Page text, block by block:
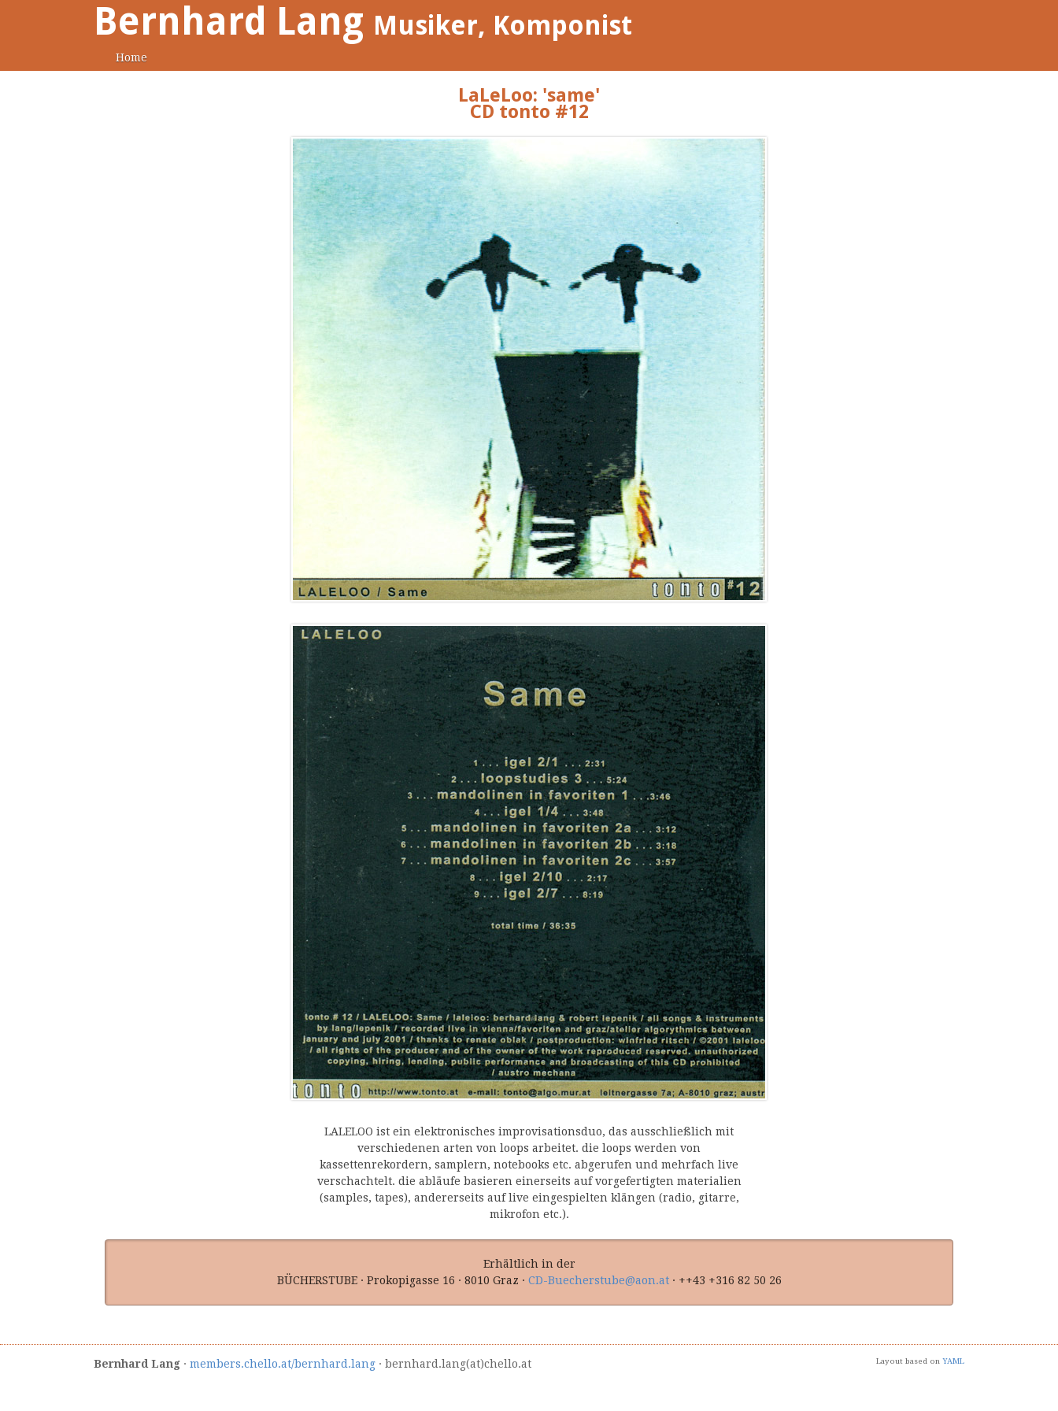
Bernhard Lang Musiker, Komponist
Home
LaLeLoo: 'same'
CD tonto #12
LALELOO ist ein elektronisches improvisationsduo, das ausschließlich mit
verschiedenen arten von loops arbeitet. die loops werden von
kassettenrekordern, samplern, notebooks etc. abgerufen und mehrfach live
verschachtelt. die abläufe basieren einerseits auf vorgefertigten materialien
(samples, tapes), andererseits auf live eingespielten klängen (radio, gitarre,
mikrofon etc.).
Erhältlich in der
BÜCHERSTUBE · Prokopigasse 16 · 8010 Graz · CD-Buecherstube@aon.at· ++43 +316 82 50 26
Bernhard Lang · members.chello.at/bernhard.lang · bernhard.lang(at)chello.at Layout based on YAML